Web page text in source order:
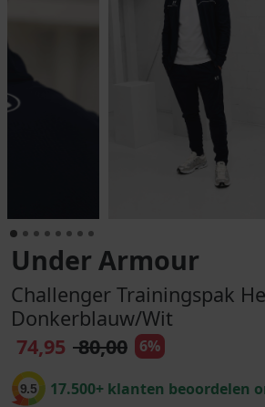
Under Armour
Challenger Trainingspak
Donkerblauw/Wit
74,95 80,00 6%
9.5 17.500+ klanten beoordelen